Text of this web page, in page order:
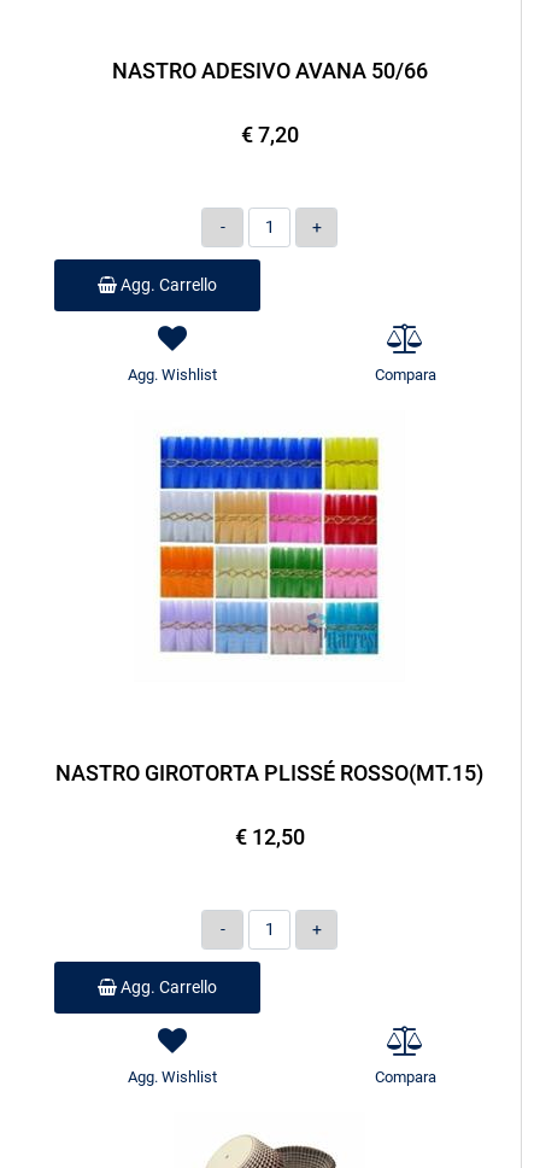
NASTRO ADESIVO AVANA 50/66
€ 7,20
Quantità
Agg. Carrello
Agg. Wishlist Compara
NASTRO GIROTORTA PLISSÉ ROSSO(MT.15)
€ 12,50
Quantità
Agg. Carrello
Agg. Wishlist Compara